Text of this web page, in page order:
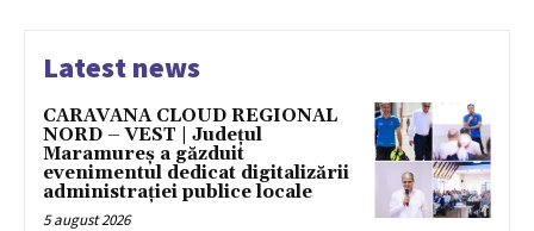
Latest news
CARAVANA CLOUD REGIONAL
NORD – VEST | Județul
Maramureș a găzduit
evenimentul dedicat digitalizării
administrației publice locale
5 august 2026